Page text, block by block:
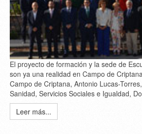
El proyecto de formación y la sede de
son ya una realidad en Campo de
Campo de Criptana, Antonio Lucas-
Sanidad, Servicios Sociales e Igualdad,
Leer más...